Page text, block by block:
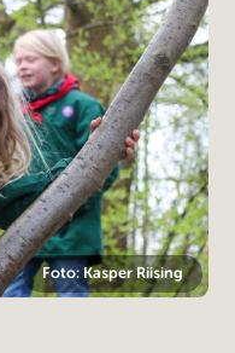
Foto: Kasper Riising